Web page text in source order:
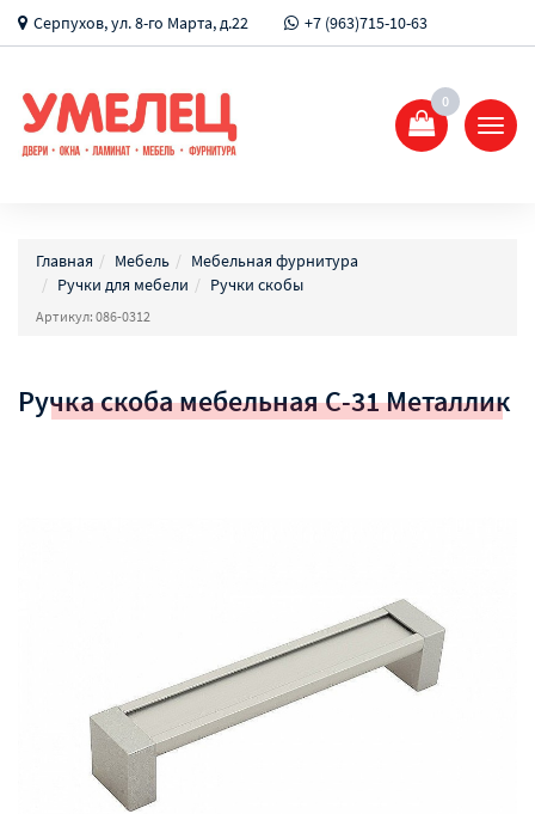
Серпухов, ул. 8-го Марта, д.22 +7 (963)715-10-63
0
Главная Мебель
Мебельная фурнитура
Ручки для мебели
Ручки скобы
Артикул: 086-0312
Ручка скоба мебельная С-31 Металлик